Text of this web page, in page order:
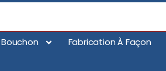
Fabrication À Façon